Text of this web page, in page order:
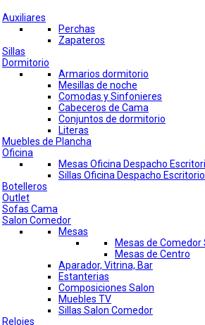
Auxiliares
Perchas
Zapateros
Sillas
Dormitorio
Armarios dormitorio
Mesillas de noche
Comodas y Sinfonieres
Cabeceros de Cama
Conjuntos de dormitorio
Literas
Muebles de Plancha
Oficina
Mesas Oficina Despacho
Sillas Oficina Despacho Escritorio
Botelleros
Outlet
Sofas Cama
Salon Comedor
Mesas
Mesas de Comedor
Mesas de Centro
Aparador, Vitrina, Bar
Estanterias
Composiciones Salon
Muebles TV
Sillas Salon Comedor
Relojes